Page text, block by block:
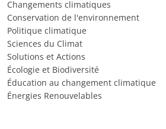
Changements climatiques
Conservation de l'environnement
Politique climatique
Sciences du Climat
Solutions et Actions
Écologie et Biodiversité
Éducation au changement climatique
Énergies Renouvelables